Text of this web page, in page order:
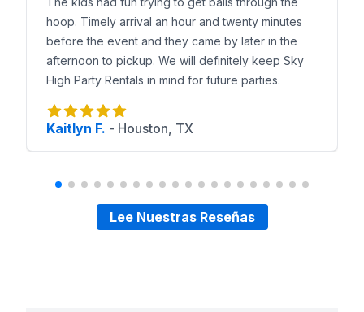
hoop. Timely arrival an hour and twenty minutes
before the event and they came by later in the
afternoon to pickup. We will definitely keep Sky
High Party Rentals in mind for future parties.
Kaitlyn F. - Houston, TX
Lee Nuestras Reseñas